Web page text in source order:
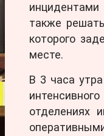
также
которого
месте.
В 3 часа
отделениях